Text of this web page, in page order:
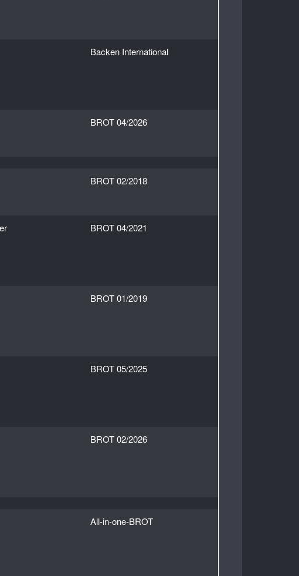
Backen International
BROT 04/2026
BROT 02/2018
BROT 04/2021
BROT 01/2019
BROT 05/2025
BROT 02/2026
All-in-one-BROT